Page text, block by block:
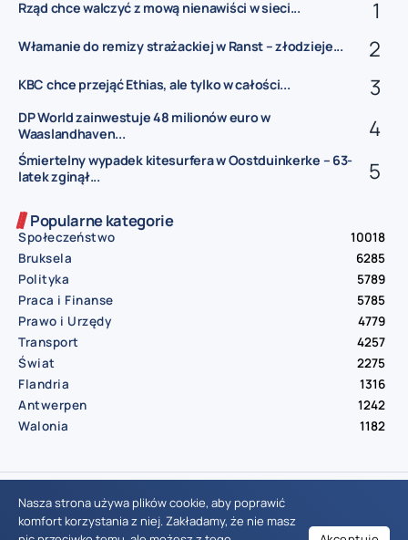
Rząd chce walczyć z mową nienawiści w sieci...
Włamanie do remizy strażackiej w Ranst – złodzieje...
KBC chce przejąć Ethias, ale tylko w całości...
DP World zainwestuje 48 milionów euro w
Waaslandhaven...
Śmiertelny wypadek kitesurfera w Oostduinkerke – 63-
latek zginął...
Popularne kategorie
Społeczeństwo
10018
Bruksela
6285
Polityka
5789
Praca i Finanse
5785
Prawo i Urzędy
4779
Transport
4257
Świat
2275
Flandria
1316
Antwerpen
1242
Walonia
1182
© Aktualnosci.be – All Right Reserved 2016-2026
Nasza strona używa plików cookie, aby poprawić
komfort korzystania z niej. Zakładamy, że nie masz